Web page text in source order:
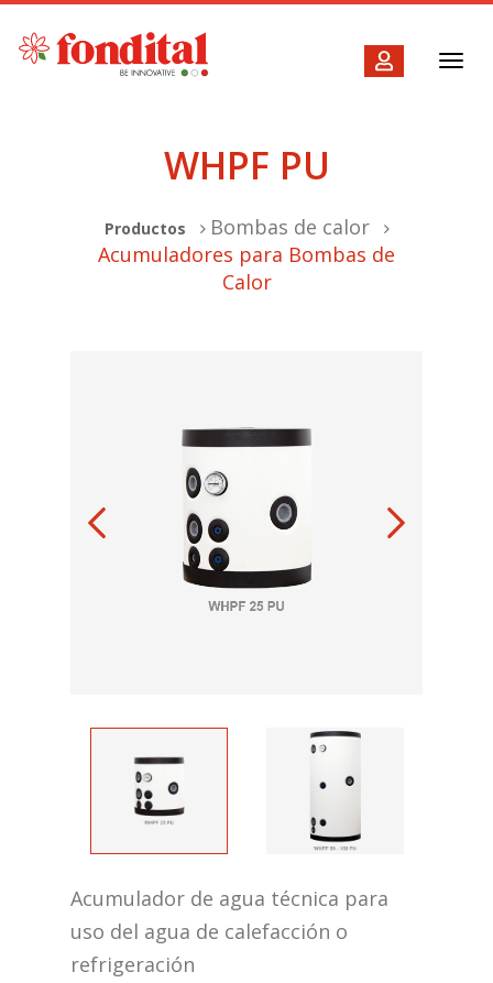
WHPF PU
Productos
Bombas de calor
Acumuladores para Bombas de
Calor
Acumulador de agua técnica para
uso del agua de calefacción o
refrigeración